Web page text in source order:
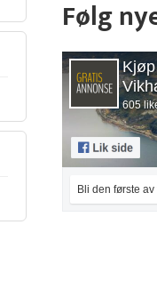
Følg
605
Bli den første